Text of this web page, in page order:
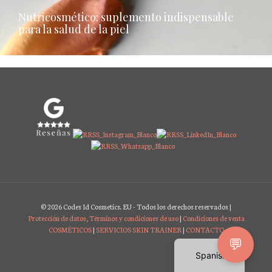
Nutricosmético: suplemento indispensable
para la salud de la piel
© 2026 Codes Id Cosmetics. EU - Todos los derechos reservados |
Protección de datos, Términos y condiciones de uso| Condiciones de venta
COSMÉTICOS| SERVICIOS SKIN TRAINER | CONTACTO
💬
Spanish
English